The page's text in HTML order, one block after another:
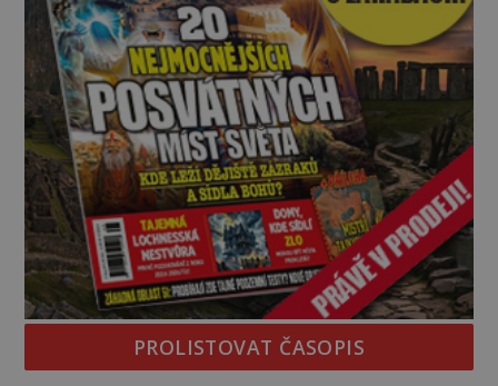
PROLISTOVAT ČASOPIS